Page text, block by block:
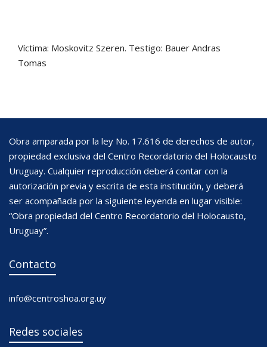
Víctima: Moskovitz Szeren. Testigo: Bauer Andras
Tomas
Obra amparada por la ley No. 17.616 de derechos de autor,
propiedad exclusiva del Centro Recordatorio del Holocausto
Uruguay. Cualquier reproducción deberá contar con la
autorización previa y escrita de esta institución, y deberá
ser acompañada por la siguiente leyenda en lugar visible:
“Obra propiedad del Centro Recordatorio del Holocausto,
Uruguay”.
Contacto
info@centroshoa.org.uy
Redes sociales